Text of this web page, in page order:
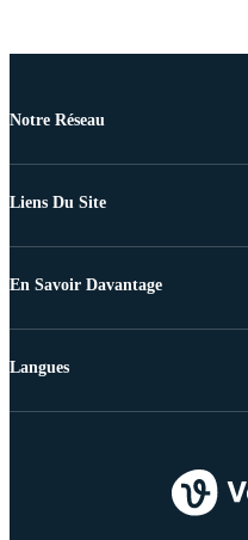
Notre Réseau
Liens Du Site
En Savoir Davantage
Langues